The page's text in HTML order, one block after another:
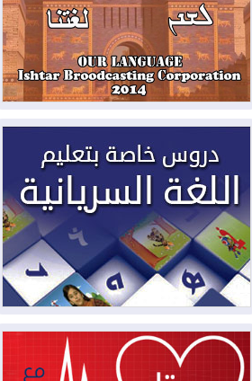
2026-08-04بيترو يشكو تزوير الانتخابات
الرئاسية ويحذر من "حرب أهلية" في
كولومبيا
2026-08-03رئيس إقليم كوردستان في
2026-08-03العراق يؤكد مجدداً التزامه
بمنع الهجمات على الدول المجاورة
2026-08-03العجز والاقتراض يطوقان
المالية العراقية.. اقتراض يتجاوز 3 تريليونات
دينار!
2026-08-03كوبا تغرق في الظلام مجددا
2026-08-03
أوامر بإجلاء 60 ألف شخص